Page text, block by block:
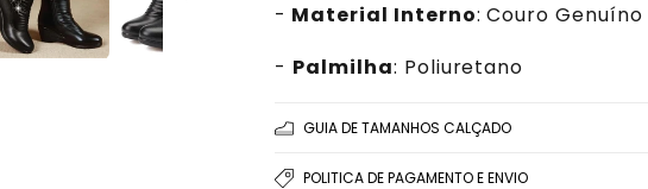
- Material Interno: Couro Genuíno
- Palmilha: Poliuretano
GUIA DE TAMANHOS CALÇADO
POLITICA DE PAGAMENTO E ENVIO